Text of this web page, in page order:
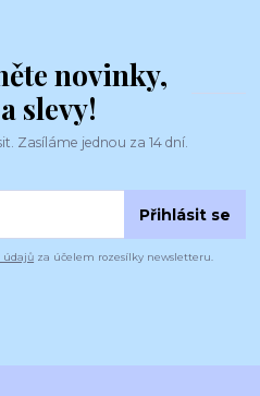
novinky,
slevy!
Zasíláme jednou za 14 dní.
Přihlásit se
údajů za účelem rozesílky newsletteru.